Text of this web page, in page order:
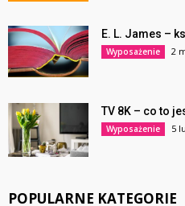
E. L. James –
Wyposażenie 2
TV 8K – co to
Wyposażenie 5
POPULARNE KATEGORIE